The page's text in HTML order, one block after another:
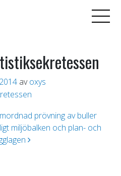
av oxys
prövning av buller
miljöbalken och plan- och